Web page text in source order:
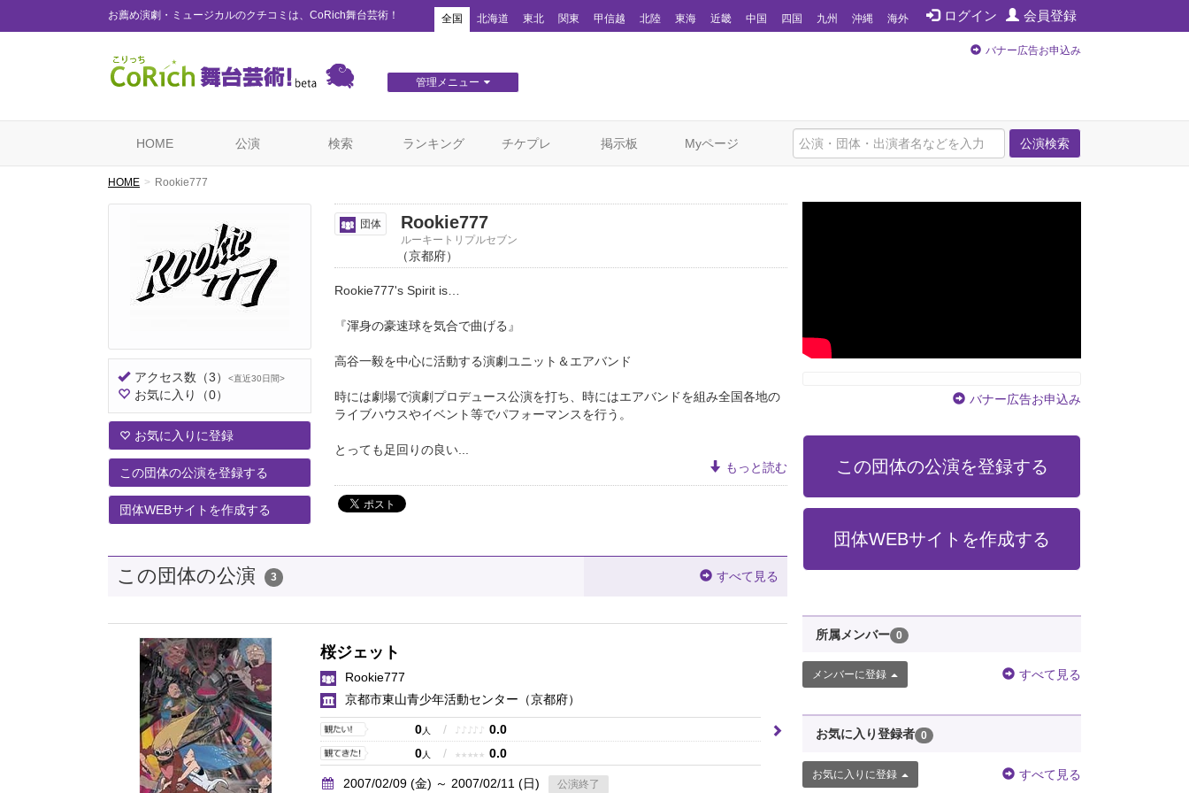
お薦め演劇・ミュージカルのクチコミは、CoRich舞台芸術！ ログイン 会員登録
全国 北海道 東北 関東 甲信越 北陸 東海 近畿 中国 四国 九州 沖縄 海外
管理メニュー
バナー広告お申込み
公演検索
HOME 公演 検索 ランキング チケプレ 掲示板 Myページ
HOME Rookie777
アクセス数 （3） <直近30日間>
お気に入り （0）
お気に入りに登録
この団体の公演を登録する
団体WEBサイトを作成する
団体 Rookie777
ルーキートリプルセブン
（京都府）
Rookie777's Spirit is…
『渾身の豪速球を気合で曲げる』
高谷一毅を中心に活動する演劇ユニット＆エアバンド
時には劇場で演劇プロデュース公演を打ち、時にはエアバンドを組み全国各地の
ライブハウスやイベント等でパフォーマンスを行う。
とっても足回りの良い...
もっと読む
この団体の公演 3 すべて見る
桜ジェット
Rookie777
京都市東山青少年活動センター （京都府）
0人 / ♪ ♪ ♪ ♪ ♪
0.0
0人 / ★ ★ ★ ★ ★ 0.0
2007/02/09 (金) ～ 2007/02/11 (日) 公演終了
バナー広告お申込み
この団体の公演を登録する
団体WEBサイトを作成する
所属メンバー 0
メンバーに登録 すべて見る
お気に入り登録者 0
お気に入りに登録 すべて見る